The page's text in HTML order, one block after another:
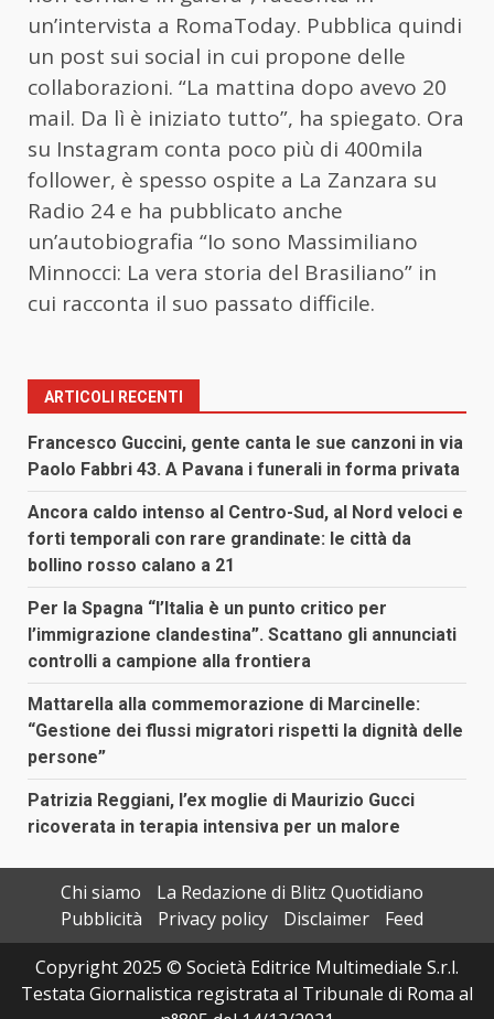
un’intervista a RomaToday. Pubblica quindi
un post sui social in cui propone delle
collaborazioni. “La mattina dopo avevo 20
mail. Da lì è iniziato tutto”, ha spiegato. Ora
su Instagram conta poco più di 400mila
follower, è spesso ospite a La Zanzara su
Radio 24 e ha pubblicato anche
un’autobiografia “Io sono Massimiliano
Minnocci: La vera storia del Brasiliano” in
cui racconta il suo passato difficile.
ARTICOLI RECENTI
Francesco Guccini, gente canta le sue canzoni in via
Paolo Fabbri 43. A Pavana i funerali in forma privata
Ancora caldo intenso al Centro-Sud, al Nord veloci e
forti temporali con rare grandinate: le città da
bollino rosso calano a 21
Per la Spagna “l’Italia è un punto critico per
l’immigrazione clandestina”. Scattano gli annunciati
controlli a campione alla frontiera
Mattarella alla commemorazione di Marcinelle:
“Gestione dei flussi migratori rispetti la dignità delle
persone”
Patrizia Reggiani, l’ex moglie di Maurizio Gucci
ricoverata in terapia intensiva per un malore
Chi siamo
La Redazione di Blitz Quotidiano
Pubblicità
Privacy policy Disclaimer
Feed
Copyright 2025 © Società Editrice Multimediale S.r.l.
Testata Giornalistica registrata al Tribunale di Roma al